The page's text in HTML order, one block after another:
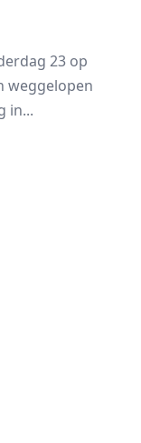
23 op
weggelopen
in...